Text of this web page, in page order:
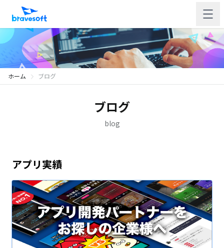
ホーム ブログ
ブログ
blog
アプリ実績